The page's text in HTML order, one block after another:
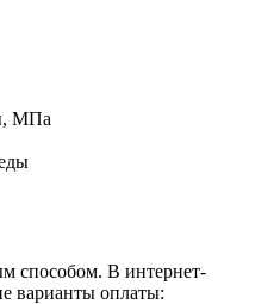
МПа
способом. В интернет-
варианты оплаты: